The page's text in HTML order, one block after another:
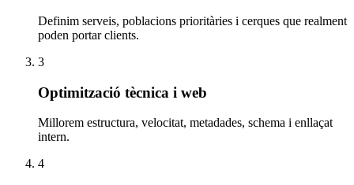
Definim serveis, poblacions prioritàries i cerques que realment
poden portar clients.
3
Optimització tècnica i web
Millorem estructura, velocitat, metadades, schema i enllaçat
intern.
4